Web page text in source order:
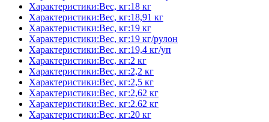
Характеристики:Вес, кг:18 кг
Характеристики:Вес, кг:18,91 кг
Характеристики:Вес, кг:19 кг
Характеристики:Вес, кг:19 кг/рулон
Характеристики:Вес, кг:19,4 кг/уп
Характеристики:Вес, кг:2 кг
Характеристики:Вес, кг:2,2 кг
Характеристики:Вес, кг:2,5 кг
Характеристики:Вес, кг:2,62 кг
Характеристики:Вес, кг:2.62 кг
Характеристики:Вес, кг:20 кг